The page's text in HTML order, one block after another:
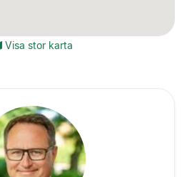
Visa stor karta